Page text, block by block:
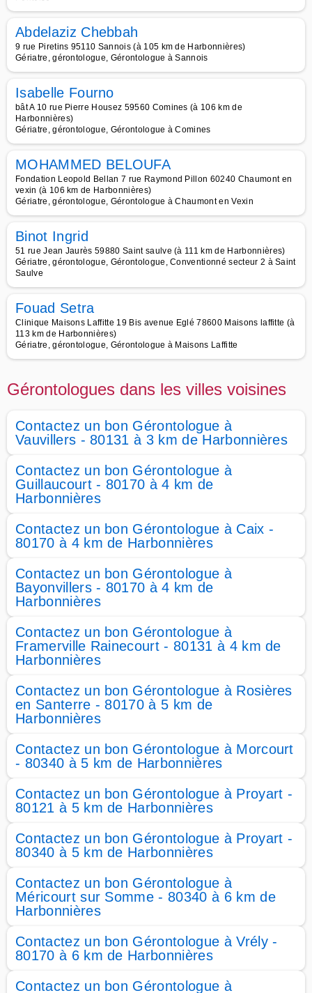
Abdelaziz Chebbah
9 rue Piretins 95110 Sannois (à 105 km de Harbonnières)
Gériatre, gérontologue, Gérontologue à Sannois
Isabelle Fourno
bât A 10 rue Pierre Housez 59560 Comines (à 106 km de
Harbonnières)
Gériatre, gérontologue, Gérontologue à Comines
MOHAMMED BELOUFA
Fondation Leopold Bellan 7 rue Raymond Pillon 60240 Chaumont en
vexin (à 106 km de Harbonnières)
Gériatre, gérontologue, Gérontologue à Chaumont en Vexin
Binot Ingrid
51 rue Jean Jaurès 59880 Saint saulve (à 111 km de Harbonnières)
Gériatre, gérontologue, Gérontologue, Conventionné secteur 2 à Saint
Saulve
Fouad Setra
Clinique Maisons Laffitte 19 Bis avenue Eglé 78600 Maisons laffitte (à
113 km de Harbonnières)
Gériatre, gérontologue, Gérontologue à Maisons Laffitte
Gérontologues dans les villes voisines
Contactez un bon Gérontologue à
Vauvillers - 80131 à 3 km de Harbonnières
Contactez un bon Gérontologue à
Guillaucourt - 80170 à 4 km de
Harbonnières
Contactez un bon Gérontologue à Caix -
80170 à 4 km de Harbonnières
Contactez un bon Gérontologue à
Bayonvillers - 80170 à 4 km de
Harbonnières
Contactez un bon Gérontologue à
Framerville Rainecourt - 80131 à 4 km de
Harbonnières
Contactez un bon Gérontologue à Rosières
en Santerre - 80170 à 5 km de
Harbonnières
Contactez un bon Gérontologue à Morcourt
- 80340 à 5 km de Harbonnières
Contactez un bon Gérontologue à Proyart -
80121 à 5 km de Harbonnières
Contactez un bon Gérontologue à Proyart -
80340 à 5 km de Harbonnières
Contactez un bon Gérontologue à
Méricourt sur Somme - 80340 à 6 km de
Harbonnières
Contactez un bon Gérontologue à Vrély -
80170 à 6 km de Harbonnières
Contactez un bon Gérontologue à